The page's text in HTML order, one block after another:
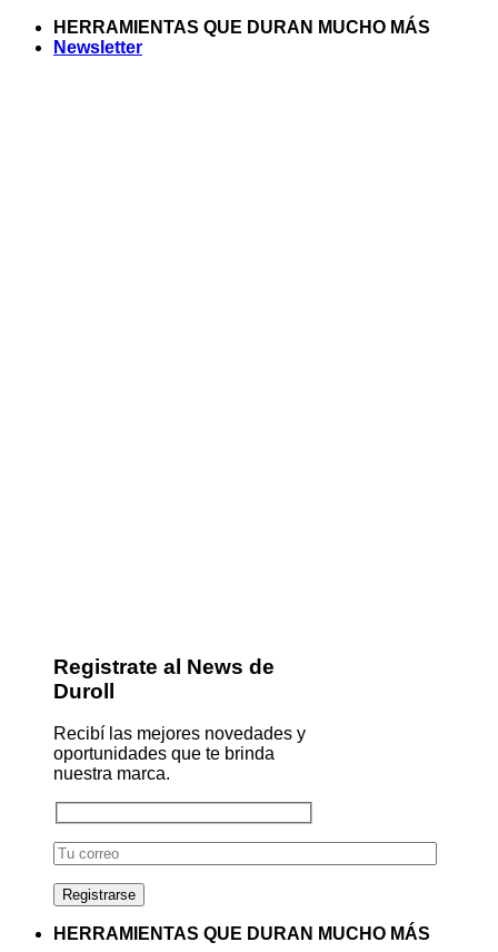
Saltar
HERRAMIENTAS QUE DURAN MUCHO MÁS
Newsletter
Registrate al News de
Duroll
Recibí las mejores novedades y
oportunidades que te brinda
nuestra marca.
HERRAMIENTAS QUE DURAN MUCHO MÁS